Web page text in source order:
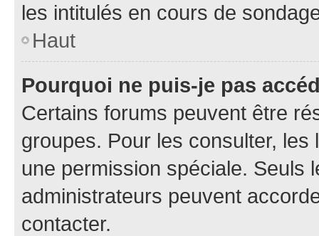
les intitulés en cours de
Haut
Pourquoi ne puis-je pas
Certains forums peuvent être
groupes. Pour les consulter,
une permission spéciale. Seuls
administrateurs peuvent
contacter.